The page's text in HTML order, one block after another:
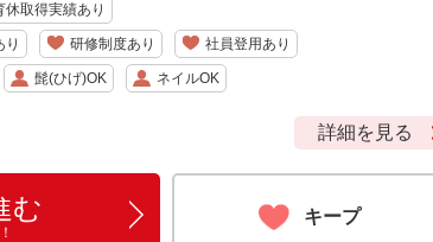
休取得実績あり
り 研修制度あり 社員登用あり
髭(ひげ)OK ネイルOK
詳細を見る
む キープ